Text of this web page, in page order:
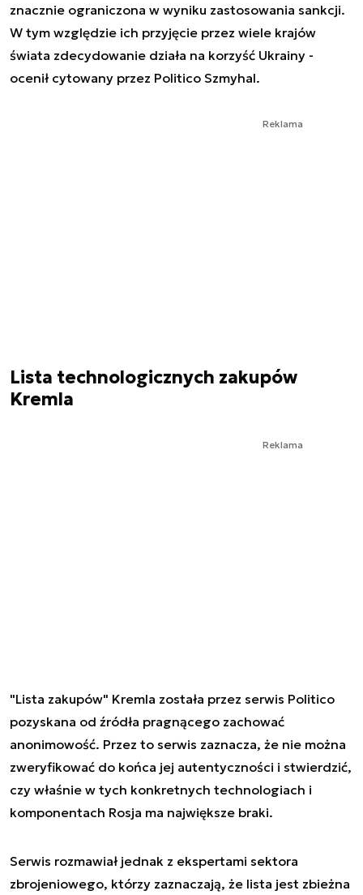
znacznie ograniczona w wyniku zastosowania sankcji.
W tym względzie ich przyjęcie przez wiele krajów
świata zdecydowanie działa na korzyść Ukrainy -
ocenił cytowany przez Politico Szmyhal.
Reklama
Lista technologicznych zakupów
Kremla
Reklama
"Lista zakupów" Kremla została przez serwis Politico
pozyskana od źródła pragnącego zachować
anonimowość. Przez to serwis zaznacza, że nie można
zweryfikować do końca jej autentyczności i stwierdzić,
czy właśnie w tych konkretnych technologiach i
komponentach Rosja ma największe braki.
Serwis rozmawiał jednak z ekspertami sektora
zbrojeniowego, którzy zaznaczają, że lista jest zbieżna